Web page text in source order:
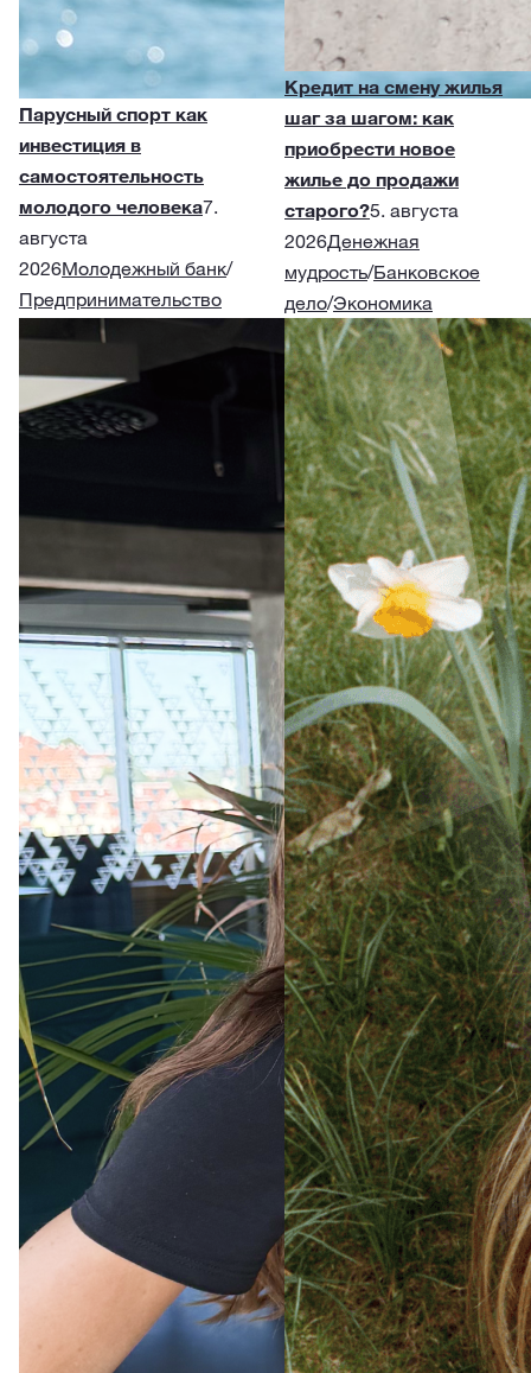
Парусный спорт как
инвестиция в
самостоятельность
молодого человека7.
августа
2026Молодежный банк/
Предпринимательство
Кредит на смену жилья
шаг за шагом: как
приобрести новое
жилье до продажи
старого?5. августа
2026Денежная
мудрость/Банковское
дело/Экономика